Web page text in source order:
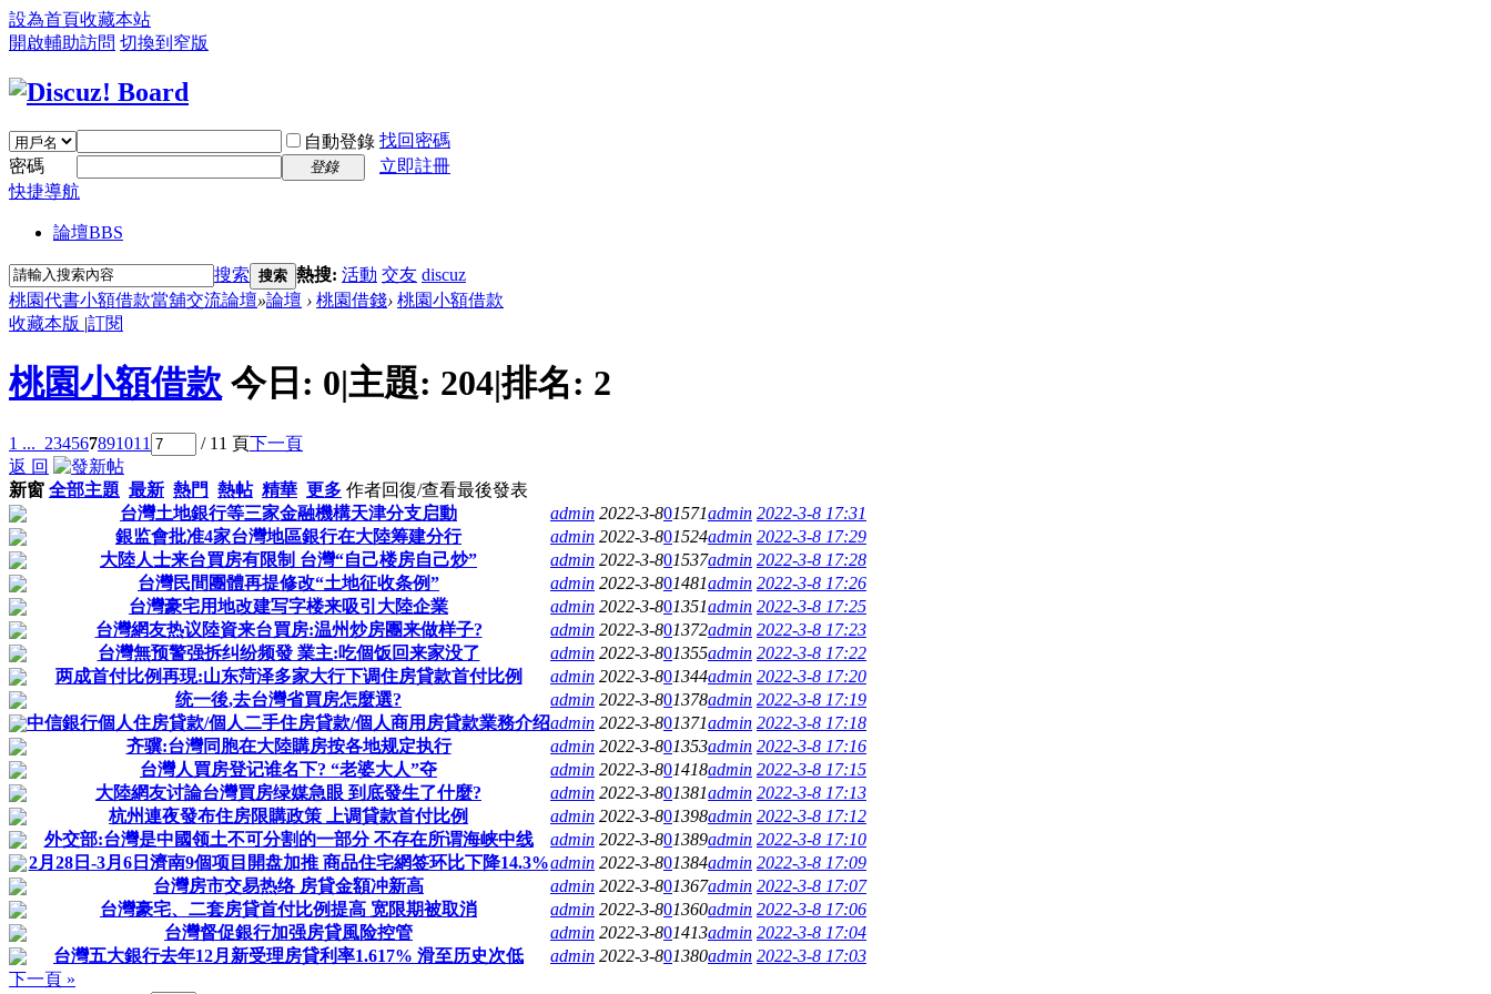
設為首頁收藏本站
開啟輔助訪問 切換到窄版
自動登錄 找回密碼
密碼
登錄
立即註冊
快捷導航
論壇BBS
搜索 搜索 熱搜: 活動 交友 discuz
桃園代書小額借款當舖交流論壇»論壇 › 桃園借錢› 桃園小額借款
收藏本版 |訂閱
桃園小額借款 今日: 0|主題: 204|排名: 2
1 ... 234567891011 / 11 頁下一頁
返 回
新窗 全部主題 最新 熱門 熱帖 精華 更多 作者回復/查看最後發表
台灣土地銀行等三家金融機構天津分支启動
admin 2022-3-801571admin 2022-3-8 17:31
銀监會批准4家台灣地區銀行在大陸筹建分行
admin 2022-3-801524admin 2022-3-8 17:29
大陸人士来台買房有限制 台灣“自己楼房自己炒”
admin 2022-3-801537admin 2022-3-8 17:28
台灣民間團體再提修改“土地征收条例”
admin 2022-3-801481admin 2022-3-8 17:26
台灣豪宅用地改建写字楼来吸引大陸企業
admin 2022-3-801351admin 2022-3-8 17:25
台灣網友热议陸資来台買房:温州炒房團来做样子?
admin 2022-3-801372admin 2022-3-8 17:23
台灣無预警强拆纠纷频發 業主:吃個饭回来家没了
admin 2022-3-801355admin 2022-3-8 17:22
两成首付比例再現:山东菏泽多家大行下调住房貸款首付比例
admin 2022-3-801344admin 2022-3-8 17:20
统一後,去台灣省買房怎麼選?
admin 2022-3-801378admin 2022-3-8 17:19
中信銀行個人住房貸款/個人二手住房貸款/個人商用房貸款業務介绍admin 2022-3-801371admin 2022-3-8 17:18
齐骥:台灣同胞在大陸購房按各地规定执行
admin 2022-3-801353admin 2022-3-8 17:16
台灣人買房登记谁名下? “老婆大人”夺
admin 2022-3-801418admin 2022-3-8 17:15
大陸網友讨論台灣買房绿媒急眼 到底發生了什麼?
admin 2022-3-801381admin 2022-3-8 17:13
杭州連夜發布住房限購政策 上调貸款首付比例
admin 2022-3-801398admin 2022-3-8 17:12
外交部:台灣是中國领土不可分割的一部分 不存在所谓海峡中线
admin 2022-3-801389admin 2022-3-8 17:10
2月28日-3月6日濟南9個项目開盘加推 商品住宅網签环比下降14.3%admin 2022-3-801384admin 2022-3-8 17:09
台灣房市交易热络 房貸金額冲新高
admin 2022-3-801367admin 2022-3-8 17:07
台灣豪宅、二套房貸首付比例提高 宽限期被取消
admin 2022-3-801360admin 2022-3-8 17:06
台灣督促銀行加强房貸風险控管
admin 2022-3-801413admin 2022-3-8 17:04
台灣五大銀行去年12月新受理房貸利率1.617% 滑至历史次低
admin 2022-3-801380admin 2022-3-8 17:03
下一頁 »